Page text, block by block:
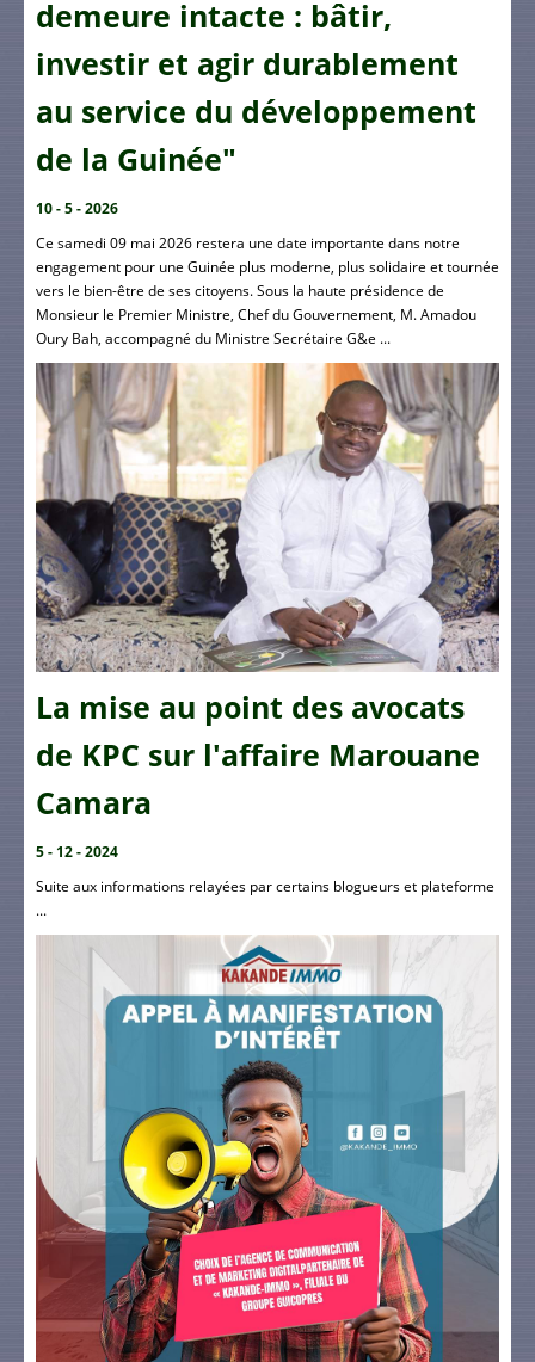
demeure intacte : bâtir,
investir et agir durablement
au service du développement
de la Guinée"
10 - 5 - 2026
Ce samedi 09 mai 2026 restera une date importante dans notre
engagement pour une Guinée plus moderne, plus solidaire et tournée
vers le bien-être de ses citoyens. Sous la haute présidence de
Monsieur le Premier Ministre, Chef du Gouvernement, M. Amadou
Oury Bah, accompagné du Ministre Secrétaire G&e ...
La mise au point des avocats
de KPC sur l'affaire Marouane
Camara
5 - 12 - 2024
Suite aux informations relayées par certains blogueurs et plateforme
...